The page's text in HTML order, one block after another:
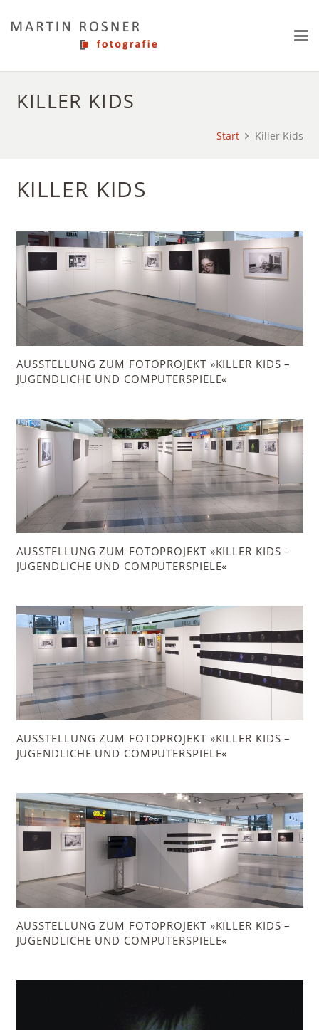
KILLER KIDS
Start Killer Kids
KILLER KIDS
AUSSTELLUNG ZUM FOTOPROJEKT »KILLER KIDS –
JUGENDLICHE UND COMPUTERSPIELE«
AUSSTELLUNG ZUM FOTOPROJEKT »KILLER KIDS –
JUGENDLICHE UND COMPUTERSPIELE«
AUSSTELLUNG ZUM FOTOPROJEKT »KILLER KIDS –
JUGENDLICHE UND COMPUTERSPIELE«
AUSSTELLUNG ZUM FOTOPROJEKT »KILLER KIDS –
JUGENDLICHE UND COMPUTERSPIELE«